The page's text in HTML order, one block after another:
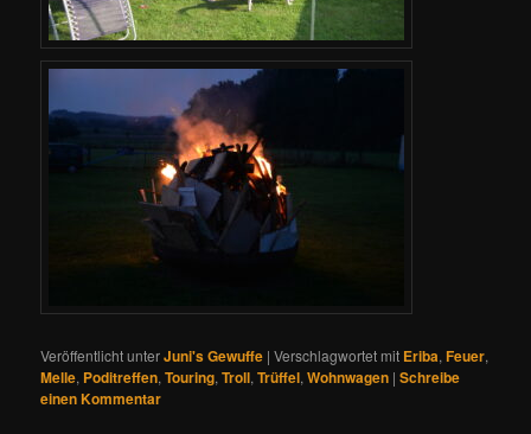
Veröffentlicht unterJuni's Gewuffe |Verschlagwortet mit Eriba,Feuer,
Melle, Poditreffen,Touring,Troll,Trüffel,Wohnwagen |Schreibe
einen Kommentar